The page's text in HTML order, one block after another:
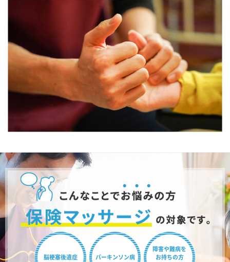
脳梗塞後遺症 パーキンソン病
障害や難病を
お持ちの方